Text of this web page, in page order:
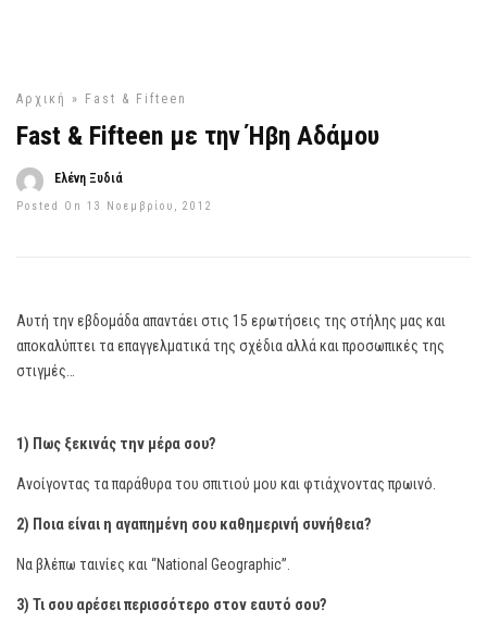
Αρχική » Fast & Fifteen
Fast & Fifteen με την Ήβη Αδάμου
Ελένη Ξυδιά
Posted On 13 Νοεμβρίου, 2012
Αυτή την εβδομάδα απαντάει στις 15 ερωτήσεις της στήλης μας και
αποκαλύπτει τα επαγγελματικά της σχέδια αλλά και προσωπικές της
στιγμές…
1) Πως ξεκινάς την μέρα σου?
Ανοίγοντας τα παράθυρα του σπιτιού μου και φτιάχνοντας πρωινό.
2) Ποια είναι η αγαπημένη σου καθημερινή συνήθεια?
Να βλέπω ταινίες και “National Geographic”.
3) Τι σου αρέσει περισσότερο στον εαυτό σου?